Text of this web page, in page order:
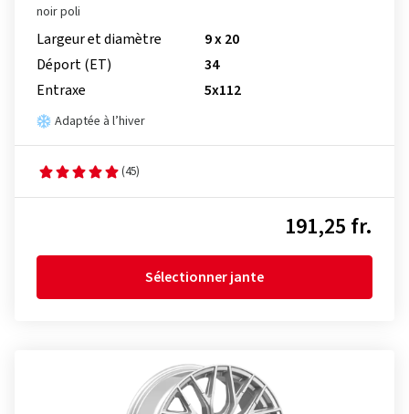
noir poli
Largeur et diamètre
9 x 20
Déport (ET)
34
Entraxe
5x112
Adaptée à l’hiver
(45)
191,25 fr.
Sélectionner jante